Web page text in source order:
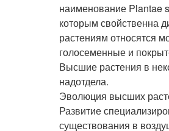
наименование Plantae
которым свойственна
растениям относятся
голосеменные и
Высшие растения в
надотдела.
Эволюция высших
Развитие
существования в